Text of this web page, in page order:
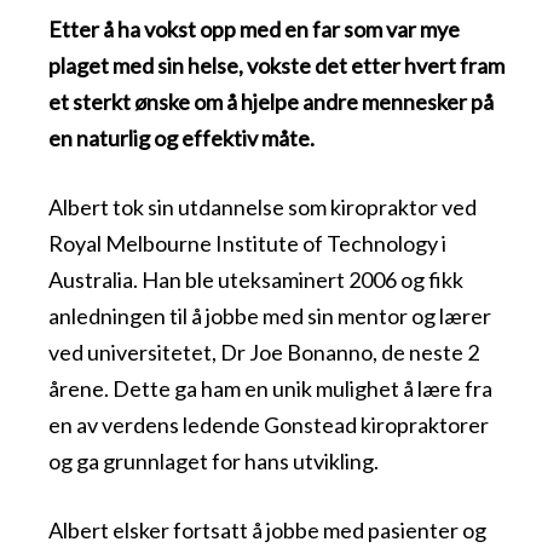
Etter å ha vokst opp med en far som var mye
plaget med sin helse, vokste det etter hvert fram
et sterkt ønske om å hjelpe andre mennesker på
en naturlig og effektiv måte.
Albert tok sin utdannelse som kiropraktor ved
Royal Melbourne Institute of Technology i
Australia. Han ble uteksaminert 2006 og fikk
anledningen til å jobbe med sin mentor og lærer
ved universitetet, Dr Joe Bonanno, de neste 2
årene. Dette ga ham en unik mulighet å lære fra
en av verdens ledende Gonstead kiropraktorer
og ga grunnlaget for hans utvikling.
Albert elsker fortsatt å jobbe med pasienter og